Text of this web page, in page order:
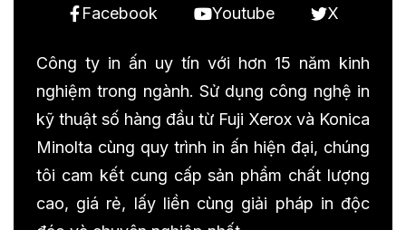
Facebook Youtube X
Công ty in ấn uy tín với hơn 15 năm kinh
nghiệm trong ngành. Sử dụng công nghệ in
kỹ thuật số hàng đầu từ Fuji Xerox và Konica
Minolta cùng quy trình in ấn hiện đại, chúng
tôi cam kết cung cấp sản phẩm chất lượng
cao, giá rẻ, lấy liền cùng giải pháp in độc